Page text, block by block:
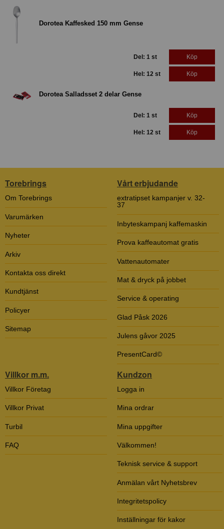
Dorotea Kaffesked 150 mm Gense
Del: 1 st Köp
Hel: 12 st Köp
Dorotea Salladsset 2 delar Gense
Del: 1 st Köp
Hel: 12 st Köp
Torebrings
Om Torebrings
Varumärken
Nyheter
Arkiv
Kontakta oss direkt
Kundtjänst
Policyer
Sitemap
Vårt erbjudande
extratipset kampanjer v. 32-
37
Inbyteskampanj kaffemaskin
Prova kaffeautomat gratis
Vattenautomater
Mat & dryck på jobbet
Service & operating
Glad Påsk 2026
Julens gåvor 2025
PresentCard©
Villkor m.m.
Villkor Företag
Villkor Privat
Turbil
FAQ
Kundzon
Logga in
Mina ordrar
Mina uppgifter
Välkommen!
Teknisk service & support
Anmälan vårt Nyhetsbrev
Integritetspolicy
Inställningar för kakor